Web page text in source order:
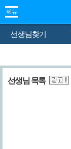
선생님찾기
선생님 목록